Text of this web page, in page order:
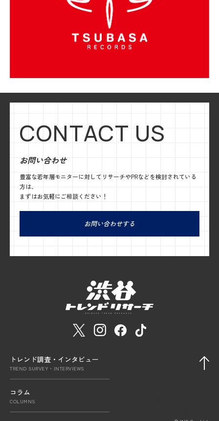
CONTACT US
お問い合わせ
豊富な若年層モニターに対してリサーチやPRなどを検討されている
方は、
まずはお気軽にご相談ください！
お問い合わせする
トレンド調査・インタビュー
TREND SURVEY・INTERVIEWS
コラム
COLUMNS